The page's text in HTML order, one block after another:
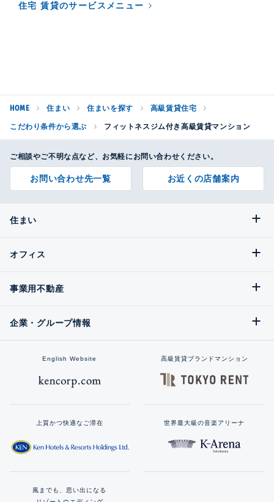
住宅 賃貸のサービスメニュー
HOME 住まい 住まいを探す 高級賃貸住宅
こだわり条件から選ぶ フィットネスジム付き高級賃貸マンション
ご相談やご不明な点など、お気軽にお問い合わせください。
お問い合わせ先一覧 お近くの店舗案内
住まい
オフィス
事業用不動産
企業・グループ情報
English Website 高級賃貸ブランドマンション
上質かつ快適なご滞在 世界最大級の音楽アリーナ
風までも、思い出になる